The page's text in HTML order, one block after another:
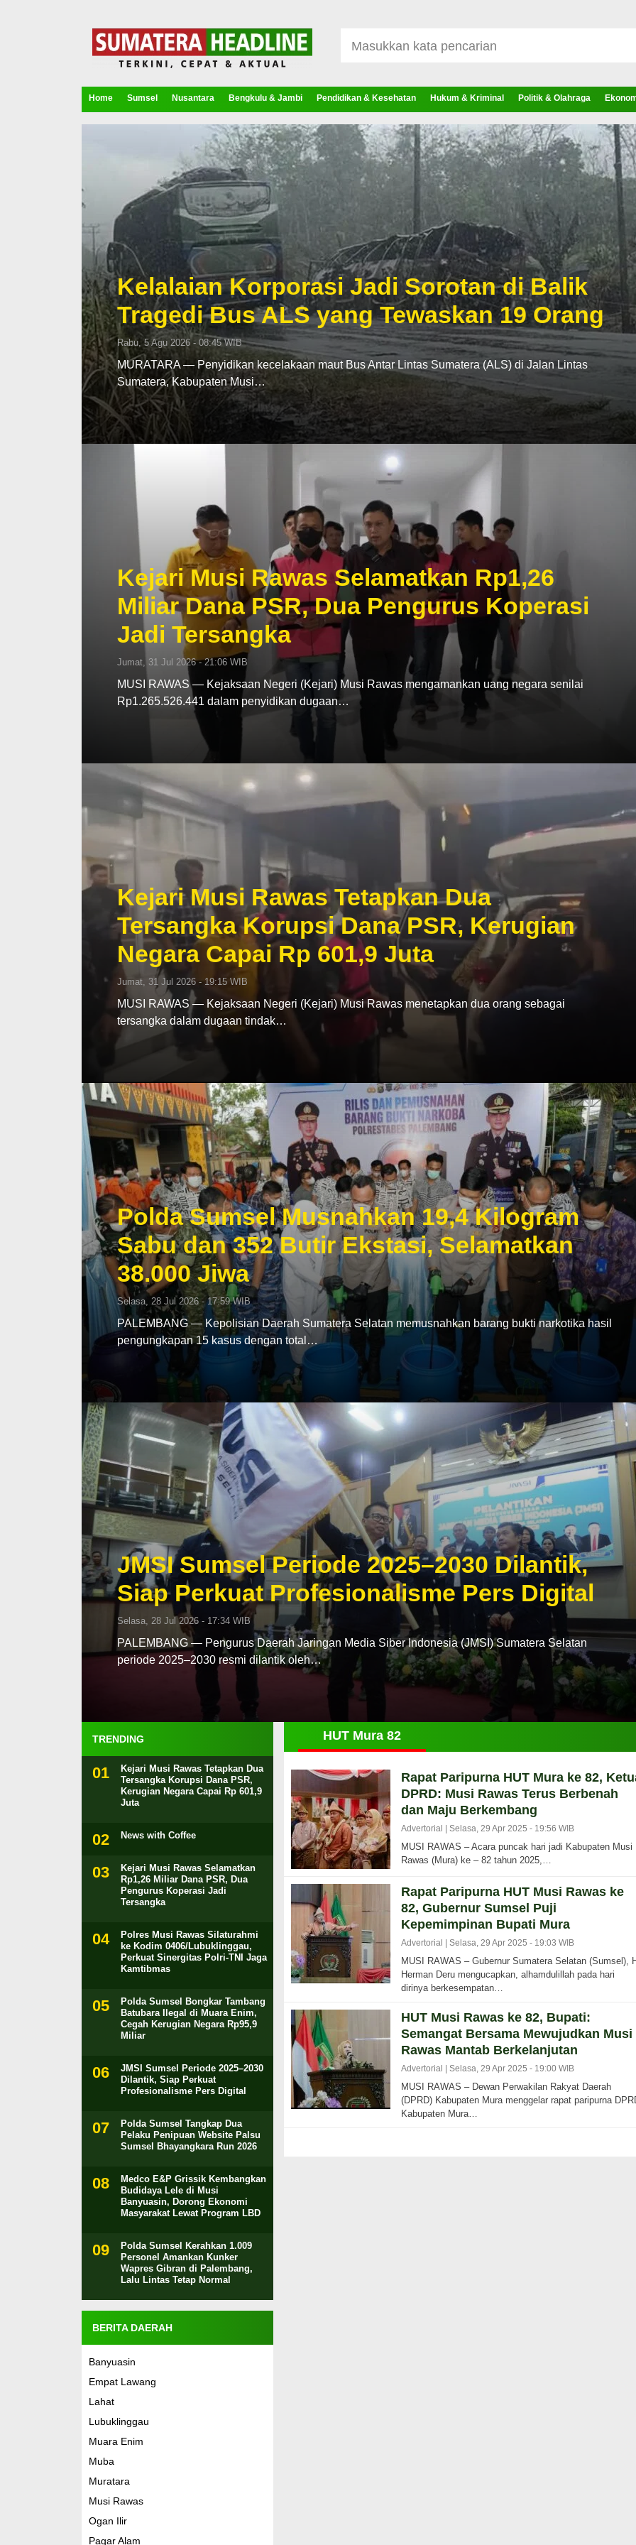
Home Sumsel Nusantara Bengkulu & Jambi Pendidikan & Kesehatan Hukum & Kriminal Politik & Olahraga
Kelalaian Korporasi Jadi Sorotan di Balik
Tragedi Bus ALS yang Tewaskan 19 Orang
Rabu, 5 Agu 2026 - 08:45 WIB
MURATARA — Penyidikan kecelakaan maut Bus Antar Lintas Sumatera (ALS) di Jalan Lintas
Sumatera, Kabupaten Musi…
Kejari Musi Rawas Selamatkan Rp1,26
Miliar Dana PSR, Dua Pengurus Koperasi
Jadi Tersangka
Jumat, 31 Jul 2026 - 21:06 WIB
MUSI RAWAS — Kejaksaan Negeri (Kejari) Musi Rawas mengamankan uang negara senilai
Rp1.265.526.441 dalam penyidikan dugaan…
Kejari Musi Rawas Tetapkan Dua
Tersangka Korupsi Dana PSR, Kerugian
Negara Capai Rp 601,9 Juta
Jumat, 31 Jul 2026 - 19:15 WIB
MUSI RAWAS — Kejaksaan Negeri (Kejari) Musi Rawas menetapkan dua orang sebagai
tersangka dalam dugaan tindak…
Polda Sumsel Musnahkan 19,4 Kilogram
Sabu dan 352 Butir Ekstasi, Selamatkan
38.000 Jiwa
Selasa, 28 Jul 2026 - 17:59 WIB
PALEMBANG — Kepolisian Daerah Sumatera Selatan memusnahkan barang bukti narkotika hasil
pengungkapan 15 kasus dengan total…
JMSI Sumsel Periode 2025–2030 Dilantik,
Siap Perkuat Profesionalisme Pers Digital
Selasa, 28 Jul 2026 - 17:34 WIB
PALEMBANG — Pengurus Daerah Jaringan Media Siber Indonesia (JMSI) Sumatera Selatan
periode 2025–2030 resmi dilantik oleh…
TRENDING
Kejari Musi Rawas Tetapkan Dua
Tersangka Korupsi Dana PSR,
Kerugian Negara Capai Rp 601,9
Juta
News with Coffee
Kejari Musi Rawas Selamatkan
Rp1,26 Miliar Dana PSR, Dua
Pengurus Koperasi Jadi
Tersangka
Polres Musi Rawas Silaturahmi
ke Kodim 0406/Lubuklinggau,
Perkuat Sinergitas Polri-TNI Jaga
Kamtibmas
Polda Sumsel Bongkar Tambang
Batubara Ilegal di Muara Enim,
Cegah Kerugian Negara Rp95,9
Miliar
JMSI Sumsel Periode 2025–2030
Dilantik, Siap Perkuat
Profesionalisme Pers Digital
Polda Sumsel Tangkap Dua
Pelaku Penipuan Website Palsu
Sumsel Bhayangkara Run 2026
Medco E&P Grissik Kembangkan
Budidaya Lele di Musi
Banyuasin, Dorong Ekonomi
Masyarakat Lewat Program LBD
Polda Sumsel Kerahkan 1.009
Personel Amankan Kunker
Wapres Gibran di Palembang,
Lalu Lintas Tetap Normal
BERITA DAERAH
Banyuasin
Empat Lawang
Lahat
Lubuklinggau
Muara Enim
Muba
Muratara
Musi Rawas
Ogan Ilir
Pagar Alam
HUT Mura 82
Rapat Paripurna HUT Mura ke 82,
DPRD: Musi Rawas Terus Berbenah
dan Maju Berkembang
Advertorial | Selasa, 29 Apr 2025 - 19:56 WIB
MUSI RAWAS – Acara puncak hari jadi Kabupaten Musi
Rawas (Mura) ke – 82 tahun 2025,…
Rapat Paripurna HUT Musi Rawas ke
82, Gubernur Sumsel Puji
Kepemimpinan Bupati Mura
Advertorial | Selasa, 29 Apr 2025 - 19:03 WIB
MUSI RAWAS – Gubernur Sumatera Selatan (Sumsel),
Herman Deru mengucapkan, alhamdulillah pada hari
dirinya berkesempatan…
HUT Musi Rawas ke 82, Bupati:
Semangat Bersama Mewujudkan Musi
Rawas Mantab Berkelanjutan
Advertorial | Selasa, 29 Apr 2025 - 19:00 WIB
MUSI RAWAS – Dewan Perwakilan Rakyat Daerah
(DPRD) Kabupaten Mura menggelar rapat paripurna
Kabupaten Mura…